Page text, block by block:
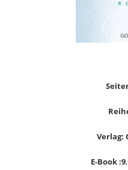
Verlag:
E-Book :9